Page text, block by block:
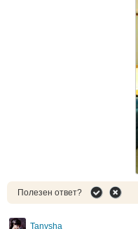
Полезен ответ?
Tanysha